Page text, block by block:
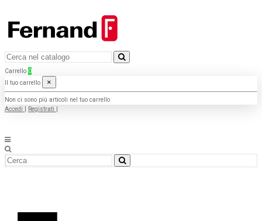
Carrello 0
Il tuo carrello
×
Non ci sono più articoli nel tuo carrello
Accedi
Registrati